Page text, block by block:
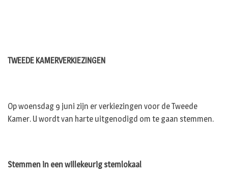
TWEEDE KAMERVERKIEZINGEN
Op woensdag 9 juni zijn er verkiezingen voor de Tweede
Kamer. U wordt van harte uitgenodigd om te gaan stemmen.
Stemmen in een willekeurig stemlokaal